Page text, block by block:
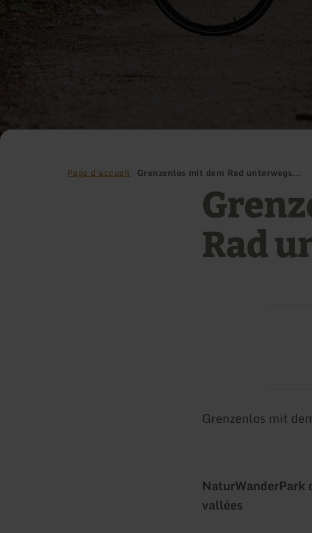
Page d'accueil Grenzenlos mit dem Rad unterwegs...
Rad
Grenzenlos mit
NaturWanderPark
vallées